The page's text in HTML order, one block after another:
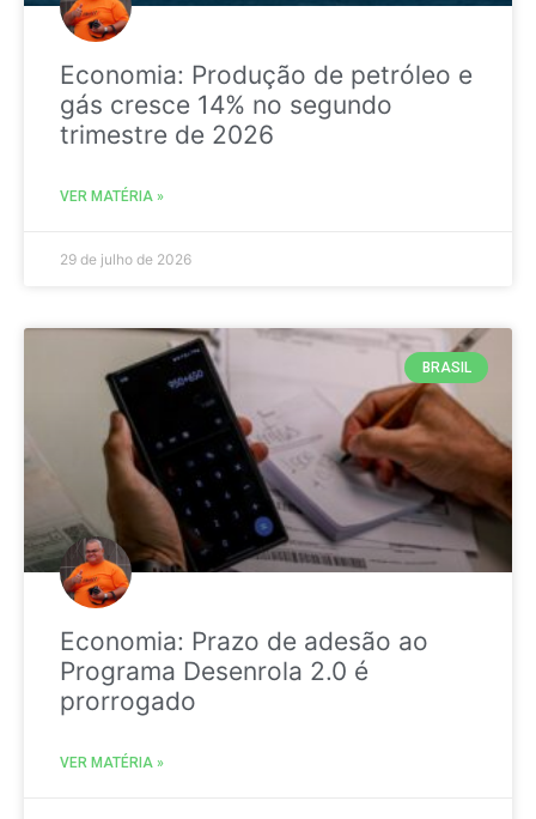
Economia: Produção de petróleo e
gás cresce 14% no segundo
trimestre de 2026
VER MATÉRIA »
29 de julho de 2026
BRASIL
Economia: Prazo de adesão ao
Programa Desenrola 2.0 é
prorrogado
VER MATÉRIA »